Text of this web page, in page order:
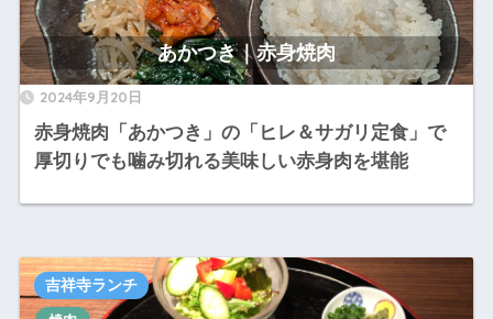
2024年9月20日
赤身焼肉「あかつき」の「ヒレ＆サガリ定食」で
厚切りでも噛み切れる美味しい赤身肉を堪能
あかつき｜赤身焼肉
吉祥寺ランチ